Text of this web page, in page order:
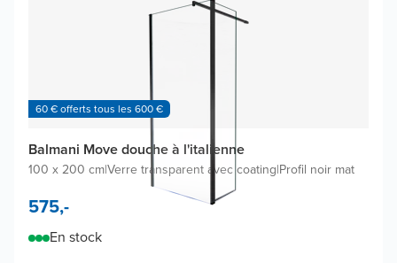
60 € offerts tous les 600 €
Balmani Move douche à l'italienne
100 x 200 cm|Verre transparent avec coating|Profil noir mat
575,-
En stock